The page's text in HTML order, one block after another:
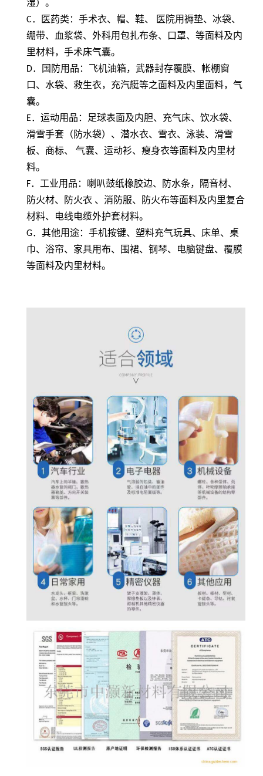
湿）。
C．医药类：手术衣、帽、鞋、 医院用褥垫、冰袋、
绷带、血浆袋、外科用包扎布条、口罩、等面料及内
里材料，手术床气囊。
D．国防用品：飞机油箱，武器封存覆膜、帐棚窗
口、水袋、救生衣，充汽艇等之面料及内里面料，气
囊。
E．运动用品：足球表面及内胆、充气床、饮水袋、
滑雪手套（防水袋）、潜水衣、雪衣、泳装、滑雪
板、商标、 气囊、运动衫、瘦身衣等面料及内里材
料。
F．工业用品：喇叭鼓纸橡胶边、防水条，隔音材、
防火材、防火衣 、消防服、防火布等面料及内里复合
材料、电线电缆外护套材料。
G．其他用途：手机按键、塑料充气玩具、床单、桌
巾、浴帘、家具用布、围裙、钢琴、电脑键盘、覆膜
等面料及内里材料。